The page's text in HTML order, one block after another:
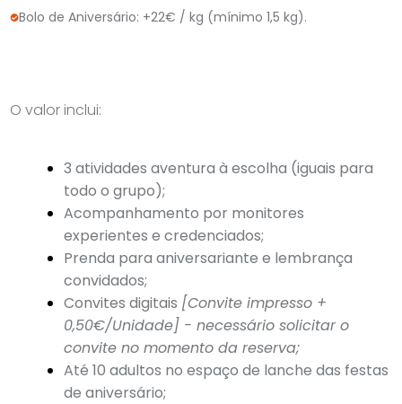
Bolo de Aniversário: +22€ / kg (mínimo 1,5 kg).
O valor inclui:
3 atividades aventura à escolha (iguais para
todo o grupo);
Acompanhamento por monitores
experientes e credenciados;
Prenda para aniversariante e lembrança
convidados;
Convites digitais [Convite impresso +
0,50€/Unidade] - necessário solicitar o
convite no momento da reserva;
Até 10 adultos no espaço de lanche das festas
de aniversário;